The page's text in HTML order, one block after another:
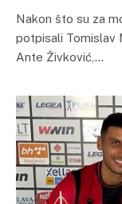
Nakon što su za
potpisali Tomislav
Ante Živković,…